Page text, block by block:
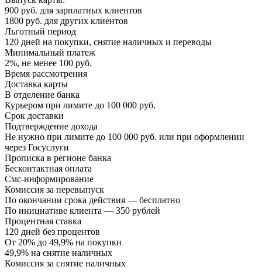
900 руб. для зарплатных клиентов
1800 руб. для других клиентов
Льготный период
120 дней на покупки, снятие наличных и переводы
Минимальный платеж
2%, не менее 100 руб.
Время рассмотрения
Доставка карты
В отделение банка
Курьером при лимите до 100 000 руб.
Срок доставки
Подтверждение дохода
Не нужно при лимите до 100 000 руб. или при оформлении
через Госуслуги
Прописка в регионе банка
Бесконтактная оплата
Смс-информирование
Комиссия за перевыпуск
По окончании срока действия — бесплатно
По инициативе клиента — 350 рублей
Процентная ставка
120 дней без процентов
От 20% до 49,9% на покупки
49,9% на снятие наличных
Комиссия за снятие наличных